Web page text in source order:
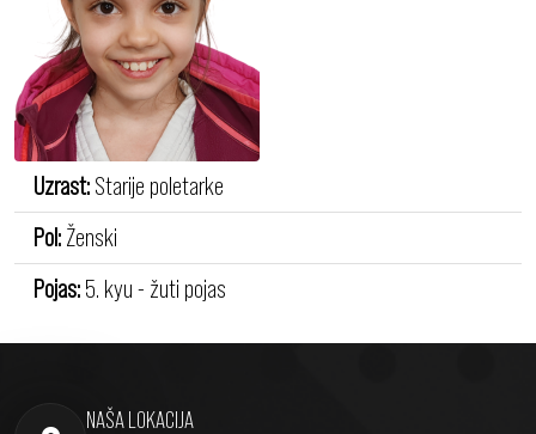
Uzrast: Starije poletarke
Pol: Ženski
Pojas: 5. kyu - žuti pojas
NAŠA LOKACIJA